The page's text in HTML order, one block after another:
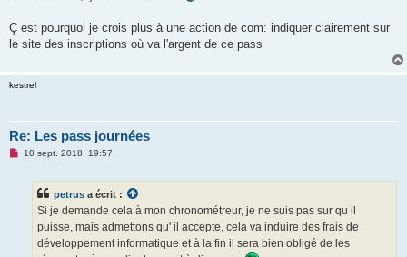
l
u
Ç est pourquoi je crois plus à une action de com: indiquer clairement sur
le site des inscriptions où va l'argent de ce pass
kestrel
Re: Les pass journées
M
10 sept. 2018, 19:57
petrus a écrit :
Si je demande cela à mon chronométreur, je ne suis pas sur qu il
puisse, mais admettons qu' il accepte, cela va induire des frais de
développement informatique et à la fin il sera bien obligé de les